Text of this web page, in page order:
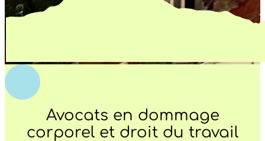
Avocats en dommage
corporel et droit du travail